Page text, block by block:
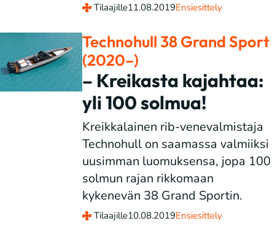
Tilaajille11.08.2019Ensiesittely
Technohull 38 Grand Sport
(2020–)
– Kreikasta kajahtaa:
yli 100 solmua!
Kreikkalainen rib-venevalmistaja
Technohull on saamassa valmiiksi
uusimman luomuksensa, jopa 100
solmun rajan rikkomaan
kykenevän 38 Grand Sportin.
Tilaajille10.08.2019Ensiesittely